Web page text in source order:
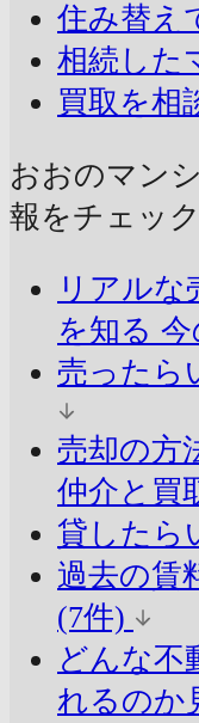
住み替え
相続した
買取を相
おおのマン
報をチェック
リアルな
を知る 今
売ったら
売却の方
仲介と買
貸したら
過去の賃
(7件)
どんな不
れるのか